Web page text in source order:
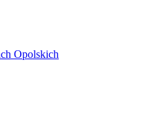
Opolskich